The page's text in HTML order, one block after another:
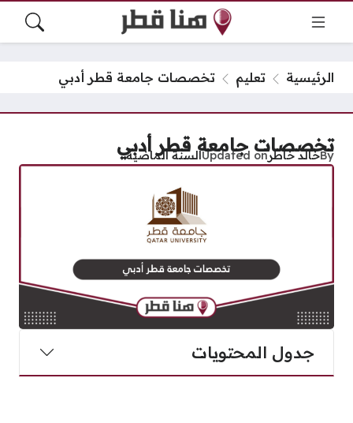
الرئيسية تعليم تخصصات جامعة قطر أدبي
تخصصات جامعة قطر أدبي
Byخالد خاطرUpdated onالسنة الماضية
جدول المحتويات